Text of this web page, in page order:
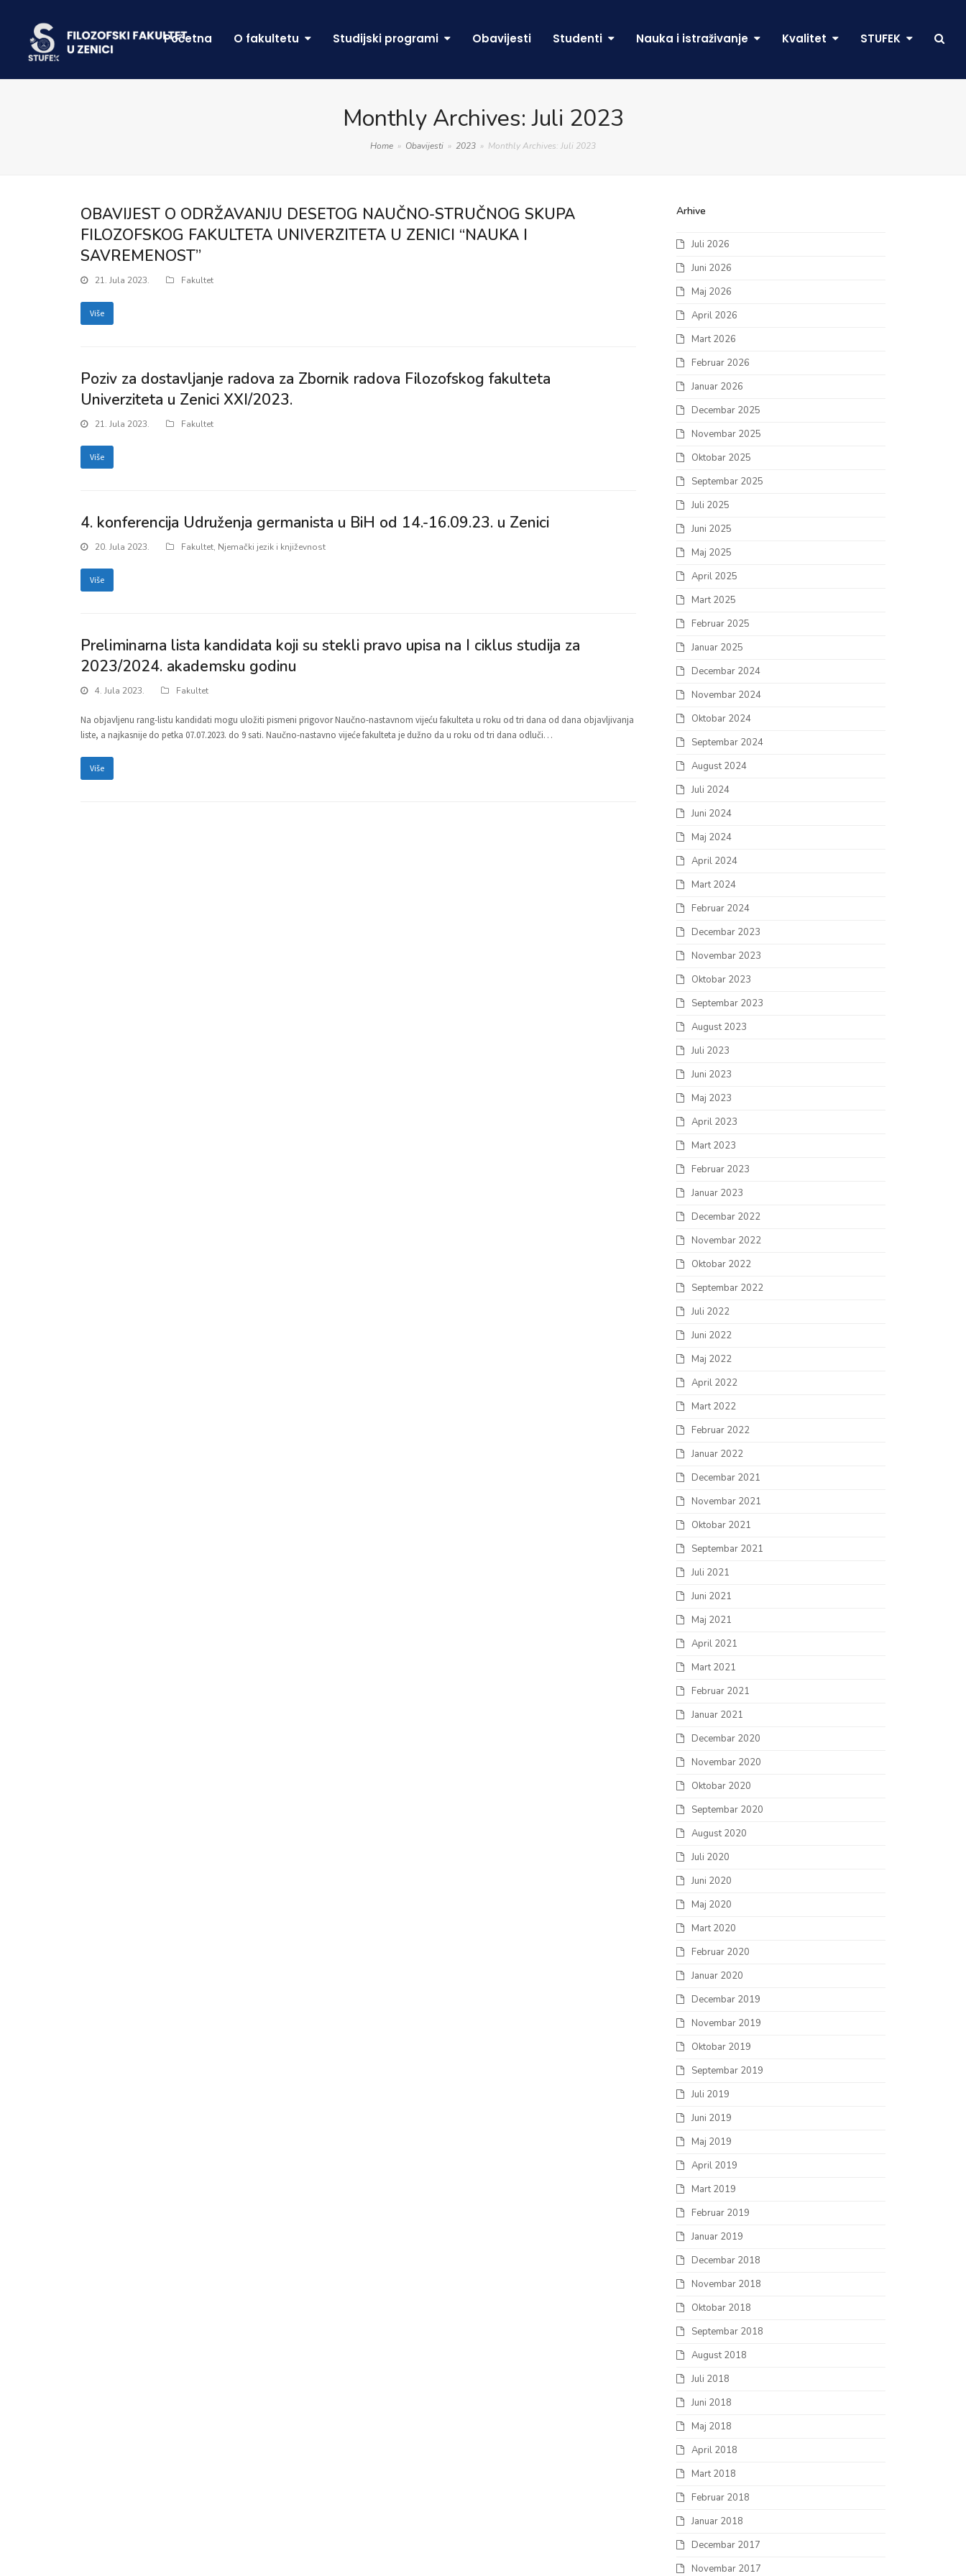
Početna O fakultetu Studijski programi Obavijesti Studenti Nauka i istraživanje Kvalitet STUFEK
Monthly Archives: Juli 2023
Home » Obavijesti » 2023 » Monthly Archives: Juli 2023
OBAVIJEST O ODRŽAVANJU DESETOG NAUČNO-STRUČNOG SKUPA
FILOZOFSKOG FAKULTETA UNIVERZITETA U ZENICI “NAUKA I
SAVREMENOST”
21. Jula 2023. Fakultet
Više
Poziv za dostavljanje radova za Zbornik radova Filozofskog fakulteta
Univerziteta u Zenici XXI/2023.
21. Jula 2023. Fakultet
Više
4. konferencija Udruženja germanista u BiH od 14.-16.09.23. u Zenici
20. Jula 2023. Fakultet, Njemački jezik i književnost
Više
Preliminarna lista kandidata koji su stekli pravo upisa na I ciklus studija za
2023/2024. akademsku godinu
4. Jula 2023. Fakultet
Na objavljenu rang-listu kandidati mogu uložiti pismeni prigovor Naučno-nastavnom vijeću fakulteta u roku od tri dana od dana objavljivanja
liste, a najkasnije do petka 07.07.2023. do 9 sati. Naučno-nastavno vijeće fakulteta je dužno da u roku od tri dana odluči…
Više
Arhive
Juli 2026
Juni 2026
Maj 2026
April 2026
Mart 2026
Februar 2026
Januar 2026
Decembar 2025
Novembar 2025
Oktobar 2025
Septembar 2025
Juli 2025
Juni 2025
Maj 2025
April 2025
Mart 2025
Februar 2025
Januar 2025
Decembar 2024
Novembar 2024
Oktobar 2024
Septembar 2024
August 2024
Juli 2024
Juni 2024
Maj 2024
April 2024
Mart 2024
Februar 2024
Decembar 2023
Novembar 2023
Oktobar 2023
Septembar 2023
August 2023
Juli 2023
Juni 2023
Maj 2023
April 2023
Mart 2023
Februar 2023
Januar 2023
Decembar 2022
Novembar 2022
Oktobar 2022
Septembar 2022
Juli 2022
Juni 2022
Maj 2022
April 2022
Mart 2022
Februar 2022
Januar 2022
Decembar 2021
Novembar 2021
Oktobar 2021
Septembar 2021
Juli 2021
Juni 2021
Maj 2021
April 2021
Mart 2021
Februar 2021
Januar 2021
Decembar 2020
Novembar 2020
Oktobar 2020
Septembar 2020
August 2020
Juli 2020
Juni 2020
Maj 2020
Mart 2020
Februar 2020
Januar 2020
Decembar 2019
Novembar 2019
Oktobar 2019
Septembar 2019
Juli 2019
Juni 2019
Maj 2019
April 2019
Mart 2019
Februar 2019
Januar 2019
Decembar 2018
Novembar 2018
Oktobar 2018
Septembar 2018
August 2018
Juli 2018
Juni 2018
Maj 2018
April 2018
Mart 2018
Februar 2018
Januar 2018
Decembar 2017
Novembar 2017